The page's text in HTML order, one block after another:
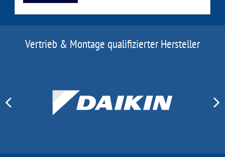
Vertrieb & Montage qualifizierter Hersteller